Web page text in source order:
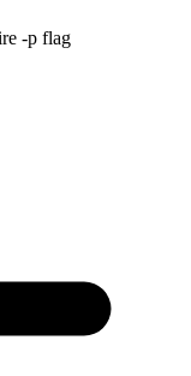
-p flag